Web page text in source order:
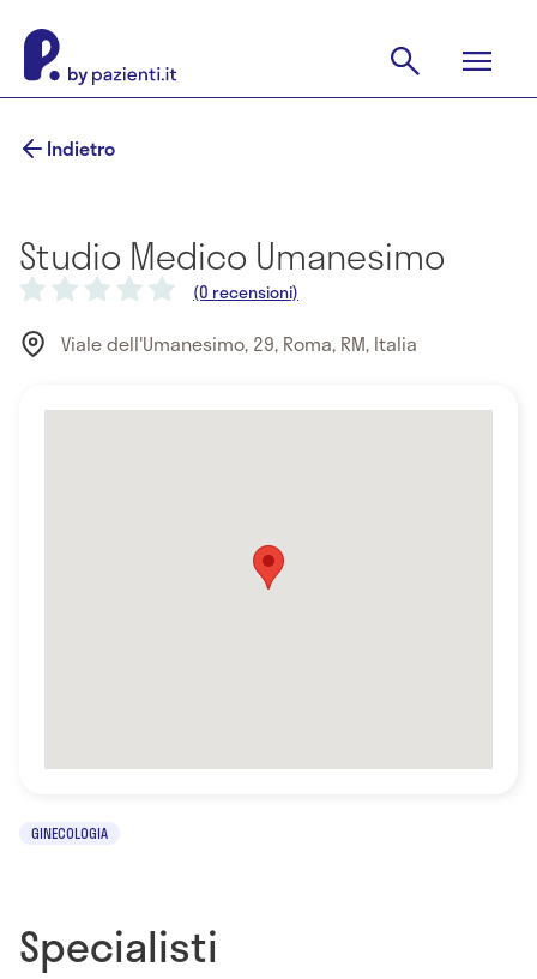
Indietro
Studio Medico Umanesimo
(0 recensioni)
Viale dell'Umanesimo, 29, Roma, RM, Italia
GINECOLOGIA
Specialisti